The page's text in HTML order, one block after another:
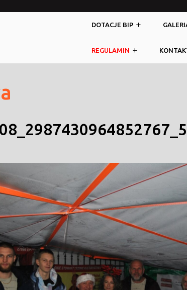
DOTACJE BIP
REGULAMIN